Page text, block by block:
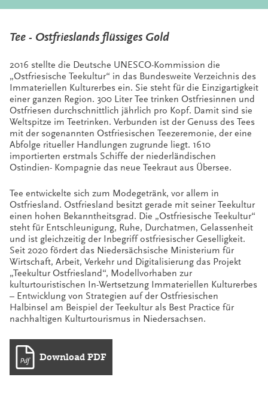
Tee - Ostfrieslands flüssiges Gold
2016 stellte die Deutsche UNESCO-Kommission die
„Ostfriesische Teekultur“ in das Bundesweite Verzeichnis des
Immateriellen Kulturerbes ein. Sie steht für die Einzigartigkeit
einer ganzen Region. 300 Liter Tee trinken Ostfriesinnen und
Ostfriesen durchschnittlich jährlich pro Kopf. Damit sind sie
Weltspitze im Teetrinken. Verbunden ist der Genuss des Tees
mit der sogenannten Ostfriesischen Teezeremonie, der eine
Abfolge ritueller Handlungen zugrunde liegt. 1610
importierten erstmals Schiffe der niederländischen
Ostindien- Kompagnie das neue Teekraut aus Übersee.
Tee entwickelte sich zum Modegetränk, vor allem in
Ostfriesland. Ostfriesland besitzt gerade mit seiner Teekultur
einen hohen Bekanntheitsgrad. Die „Ostfriesische Teekultur“
steht für Entschleunigung, Ruhe, Durchatmen, Gelassenheit
und ist gleichzeitig der Inbegriff ostfriesischer Geselligkeit.
Seit 2020 fördert das Niedersächsische Ministerium für
Wirtschaft, Arbeit, Verkehr und Digitalisierung das Projekt
„Teekultur Ostfriesland“, Modellvorhaben zur
kulturtouristischen In-Wertsetzung Immateriellen Kulturerbes
– Entwicklung von Strategien auf der Ostfriesischen
Halbinsel am Beispiel der Teekultur als Best Practice für
nachhaltigen Kulturtourismus in Niedersachsen.
Download PDF